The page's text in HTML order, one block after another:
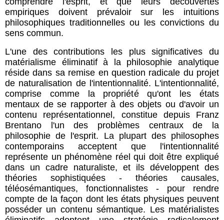
empiriques doivent prévaloir sur les intuitions
philosophiques traditionnelles ou les convictions du
sens commun.
L'une des contributions les plus significatives du
matérialisme éliminatif à la philosophie analytique
réside dans sa remise en question radicale du projet
de naturalisation de l'intentionnalité. L'intentionnalité,
comprise comme la propriété qu'ont les états
mentaux de se rapporter à des objets ou d'avoir un
contenu représentationnel, constitue depuis Franz
Brentano l'un des problèmes centraux de la
philosophie de l'esprit. La plupart des philosophes
contemporains acceptent que l'intentionnalité
représente un phénomène réel qui doit être expliqué
dans un cadre naturaliste, et ils développent des
théories sophistiquées - théories causales,
téléosémantiques, fonctionnalistes - pour rendre
compte de la façon dont les états physiques peuvent
posséder un contenu sémantique. Les matérialistes